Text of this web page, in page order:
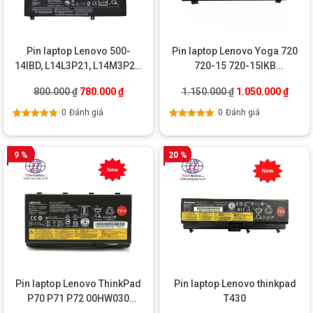
Pin laptop Lenovo 500-
14IBD, L14L3P21, L14M3P21,
800.000₫ Giá gốc là: 800.000 ₫.
780.000₫Giá hiện tại là: 780.000 ₫.
0 Đánh giá
Pin laptop Lenovo Yoga 720
720-15 720-15IKB
1.150.000₫ Giá gốc là:
1.050.000₫Giá
0 Đánh giá
9 %
Pin laptop Lenovo ThinkPad
P70 P71 P72 00HW030
20 %
Pin laptop Lenovo thinkpad
T430